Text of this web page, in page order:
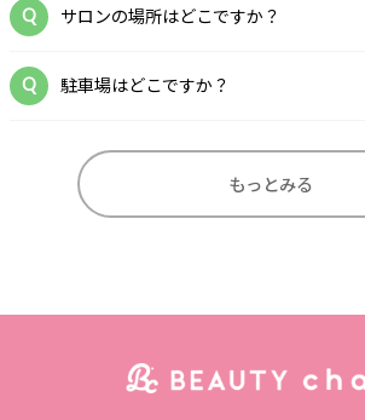
サロンの場所はどこですか？
駐車場はどこですか？
もっとみる